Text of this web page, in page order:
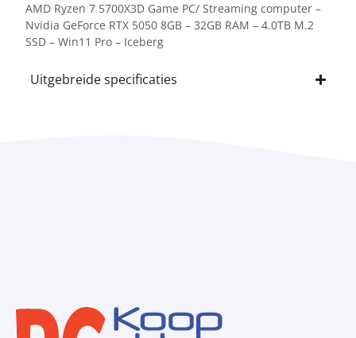
AMD Ryzen 7 5700X3D Game PC/ Streaming computer –
Nvidia GeForce RTX 5050 8GB – 32GB RAM – 4.0TB M.2
SSD – Win11 Pro – Iceberg
Uitgebreide specificaties